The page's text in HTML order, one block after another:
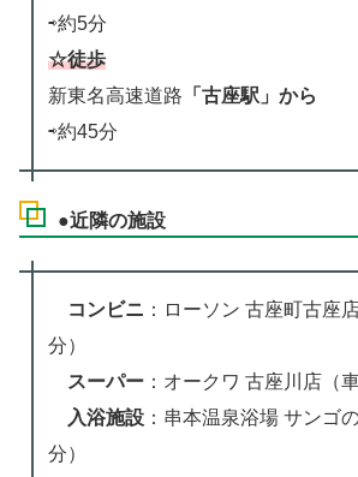
⇨約5分
☆徒歩
新東名高速道路 「古座駅」から
⇨約45分
●近隣の施設
コンビニ ：ローソン 古座町古座
分）
スーパー ：オークワ 古座川店（
入浴施設 ：串本温泉浴場 サンゴ
分）